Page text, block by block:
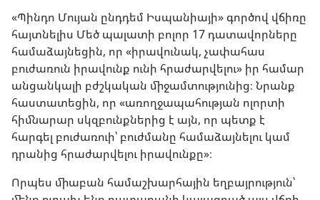
«Պինդո Մույան ընդդեմ Իսպանիայի» գործով վճիռը
հայտնելիս Մեծ պալատի բոլոր 17 դատավորները
համաձայնեցին, որ «իրավունակ, չափահաս
բուժառուն իրավունք ունի հրաժարվելու» իր համար
անցանկալի բժշկական միջամտությունից։ Նրանք
հաստատեցին, որ «առողջապահության ոլորտի
հիմնարար սկզբունքներից է այն, որ պետք է
հարգել բուժառուի՝ բուժմանը համաձայնելու կամ
դրանից հրաժարվելու իրավունքը»։
Որպես միաբան համաշխարհային եղբայրություն՝